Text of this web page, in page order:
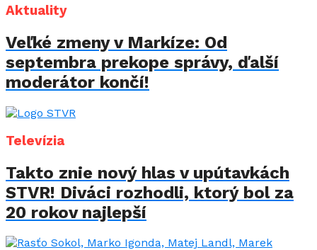
Aktuality
Veľké zmeny v Markíze: Od
septembra prekope správy, ďalší
moderátor končí!
Televízia
Takto znie nový hlas v upútavkách
STVR! Diváci rozhodli, ktorý bol za
20 rokov najlepší